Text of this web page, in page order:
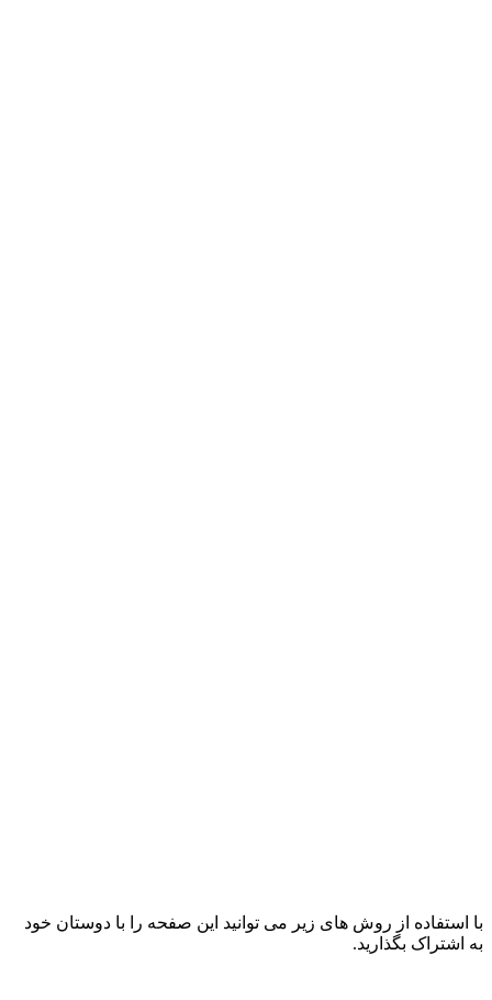
با استفاده از روش های زیر می توانید این صفحه را با دوستان خود
به اشتراک بگذارید.